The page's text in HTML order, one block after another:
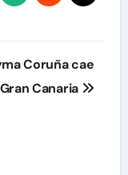
Coruña cae
Canaria